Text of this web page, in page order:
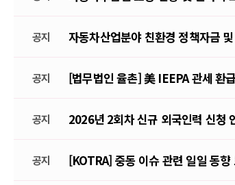
공지 자동차산업분야 친환경 정책자금
공지 [법무법인 율촌] 美 IEEPA 관세 환
공지 2026년 2회차 신규 외국인력 신청
공지 [KOTRA] 중동 이슈 관련 일일 동향